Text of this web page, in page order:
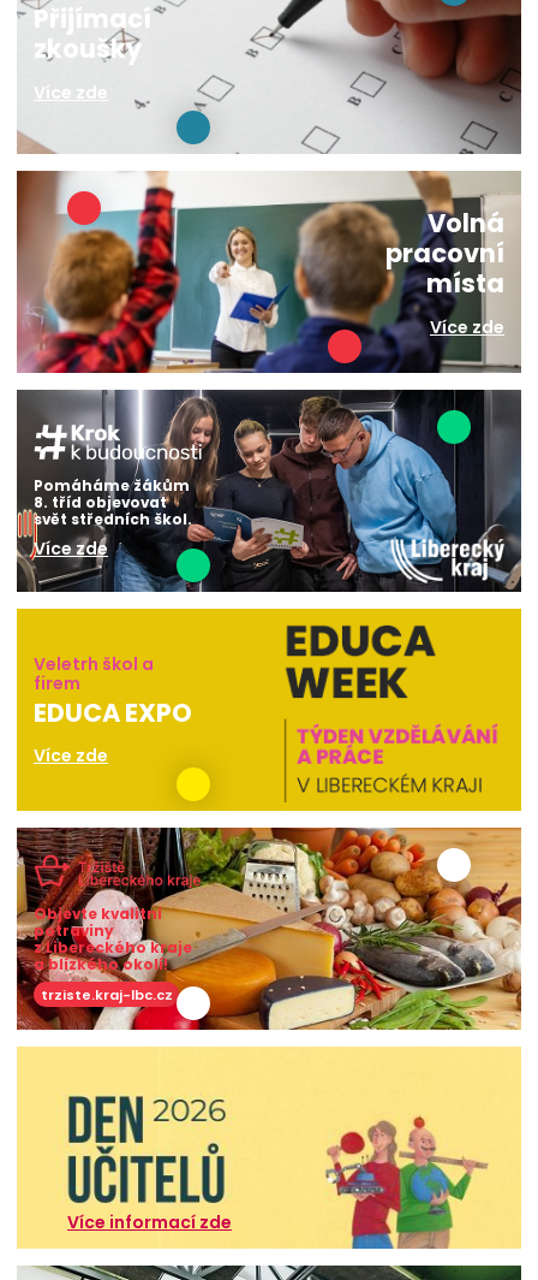
Přijímací
zkoušky
Více zde
Volná
pracovní
místa
Více zde
Pomáháme žákům
8. tříd objevovat
svět středních škol.
Více zde
Veletrh škol a
firem
EDUCA EXPO
Více zde
Objevte kvalitní
potraviny
z Libereckého kraje
a blízkého okolí!
trziste.kraj-lbc.cz
Více informací zde